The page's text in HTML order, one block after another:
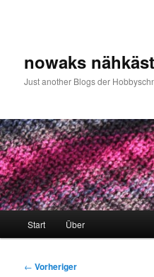
nowaks
Just another Blogs der
Start Über
Beitragsnavigation
← Vorheriger